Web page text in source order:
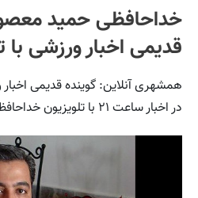
خداحافظی حمید
قدیمی اخبار ورزشی با
در اخبار ساعت ۲۱ با تلویزیون خداحافظی کرد.